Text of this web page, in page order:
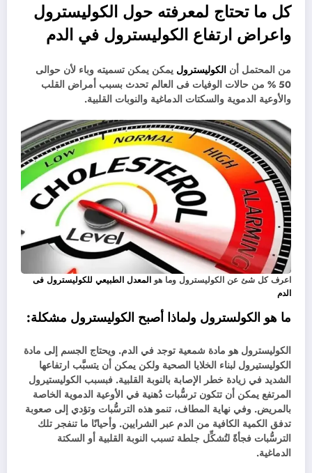
كل ما تحتاج لمعرفته حول الكوليسترول
واعراض ارتفاع الكوليسترول في الدم
من المحتمل أن الكوليسترول يمكن يمكن تسميته وباء لأن حوالى
50 % من حالات الوفيات فى العالم تحدث بسبب أمراض القلب
والأوعية الدموية والسكتات الدماغية والنوبات القلبية.
اعرف كل شئ عن الكوليسترول وما هو المعدل الطبيعي للكوليسترول فى
الدم
ما هو الكولسترول ولماذا أصبح الكوليسترول مشكلة:
الكوليسترول هو مادة شمعية توجد في الدم. ويحتاج الجسم إلى مادة
الكوليستيرول لبناء الخلايا الصحية ولكن يمكن أن يتسبَّب ارتفاعها
الشديد في زيادة خطر الإصابة بالنوبة القلبية. فبسبب الكوليستيرول
المرتفع يمكن أن تتكون ترسُّبات دُهنية في الأوعية الدموية الخاصة
بالمريض. وفي نهاية المطاف، تنمو هذه الترسُّبات وتؤدي إلى صعوبة
تدفق الكمية الكافية من الدم عبر الشرايين. وأحيانًا ما تنفجر تلك
الترسُّبات فجأةً لتُشكِّل جلطة تسبب النوبة القلبية أو السكتة
الدماغية.